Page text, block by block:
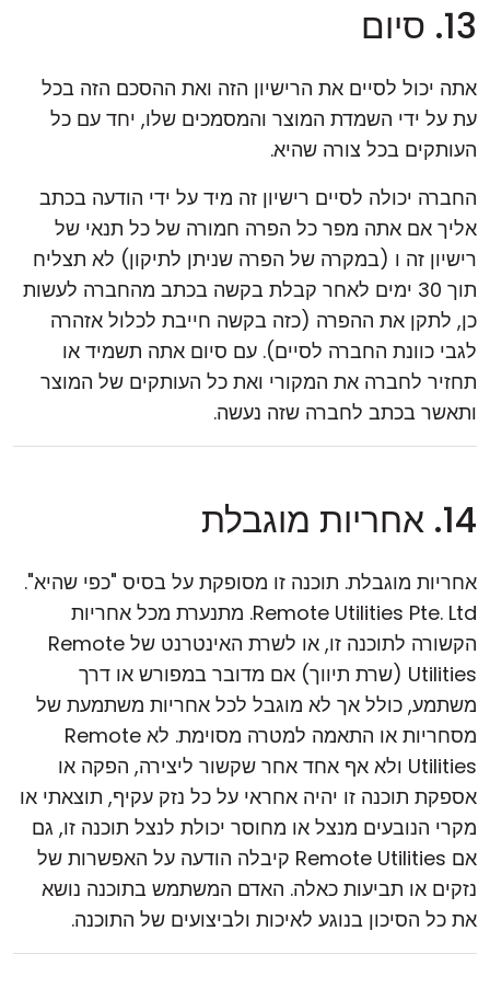
13. סיום
אתה יכול לסיים את הרישיון הזה ואת ההסכם הזה בכל
עת על ידי השמדת המוצר והמסמכים שלו, יחד עם כל
העותקים בכל צורה שהיא.
החברה יכולה לסיים רישיון זה מיד על ידי הודעה בכתב
אליך אם אתה מפר כל הפרה חמורה של כל תנאי של
רישיון זה ו (במקרה של הפרה שניתן לתיקון) לא תצליח
תוך 30 ימים לאחר קבלת בקשה בכתב מהחברה לעשות
כן, לתקן את ההפרה (כזה בקשה חייבת לכלול אזהרה
לגבי כוונת החברה לסיים). עם סיום אתה תשמיד או
תחזיר לחברה את המקורי ואת כל העותקים של המוצר
ותאשר בכתב לחברה שזה נעשה.
14. אחריות מוגבלת
אחריות מוגבלת. תוכנה זו מסופקת על בסיס "כפי שהיא".
Remote Utilities Pte. Ltd. מתנערת מכל אחריות
הקשורה לתוכנה זו, או לשרת האינטרנט של Remote
Utilities (שרת תיווך) אם מדובר במפורש או דרך
משתמע, כולל אך לא מוגבל לכל אחריות משתמעת של
מסחריות או התאמה למטרה מסוימת. לא Remote
Utilities ולא אף אחד אחר שקשור ליצירה, הפקה או
אספקת תוכנה זו יהיה אחראי על כל נזק עקיף, תוצאתי או
מקרי הנובעים מנצל או מחוסר יכולת לנצל תוכנה זו, גם
אם Remote Utilities קיבלה הודעה על האפשרות של
נזקים או תביעות כאלה. האדם המשתמש בתוכנה נושא
את כל הסיכון בנוגע לאיכות ולביצועים של התוכנה.